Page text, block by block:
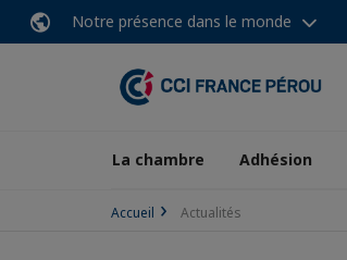
Notre présence dans le monde
La chambre Adhésion
Accueil Actualités